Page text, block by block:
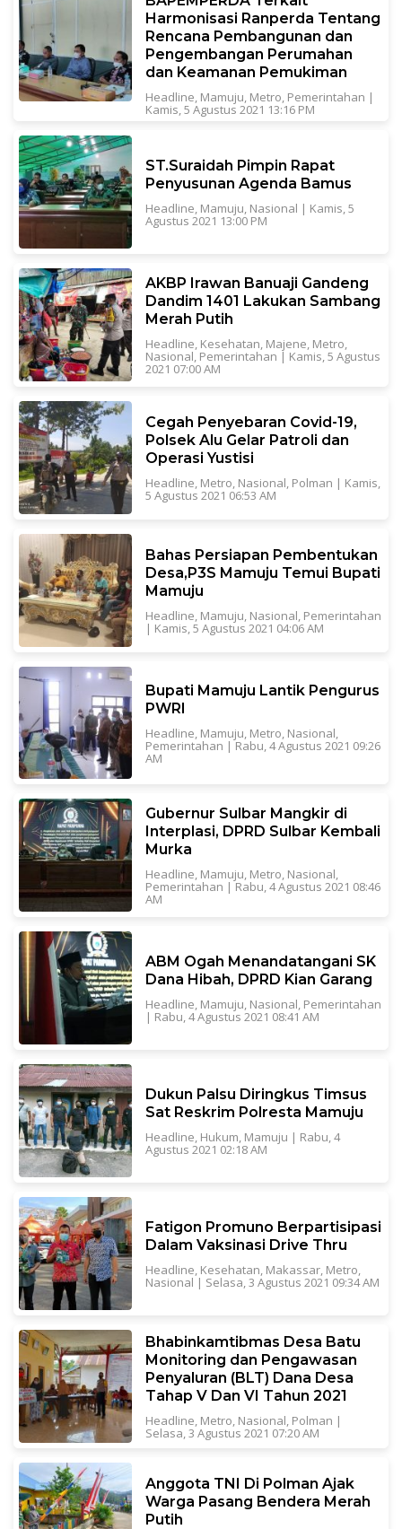
Harmonisasi Ranperda Tentang
Rencana Pembangunan dan
Pengembangan Perumahan
dan Keamanan Pemukiman
Headline, Mamuju, Metro, Pemerintahan |
Kamis, 5 Agustus 2021 13:16 PM
ST.Suraidah Pimpin Rapat
Penyusunan Agenda Bamus
Headline, Mamuju, Nasional | Kamis, 5
Agustus 2021 13:00 PM
AKBP Irawan Banuaji Gandeng
Dandim 1401 Lakukan Sambang
Merah Putih
Headline, Kesehatan, Majene, Metro,
Nasional, Pemerintahan | Kamis, 5 Agustus
2021 07:00 AM
Cegah Penyebaran Covid-19,
Polsek Alu Gelar Patroli dan
Operasi Yustisi
Headline, Metro, Nasional, Polman | Kamis,
5 Agustus 2021 06:53 AM
Bahas Persiapan Pembentukan
Desa,P3S Mamuju Temui Bupati
Mamuju
Headline, Mamuju, Nasional, Pemerintahan
| Kamis, 5 Agustus 2021 04:06 AM
Bupati Mamuju Lantik Pengurus
PWRI
Headline Mamuju Metro Nasional
Pemerintahan |Rabu, 4 Agustus 2021 09:26
AM
Gubernur Sulbar Mangkir di
Interplasi, DPRD Sulbar Kembali
Murka
Headline, Mamuju, Metro, Nasional,
Pemerintahan | Rabu, 4 Agustus 2021 08:46
AM
ABM Ogah Menandatangani SK
Dana Hibah, DPRD Kian Garang
Headline, Mamuju, Nasional, Pemerintahan
| Rabu, 4 Agustus 2021 08:41 AM
Dukun Palsu Diringkus Timsus
Sat Reskrim Polresta Mamuju
Headline, Hukum, Mamuju | Rabu, 4
Agustus 2021 02:18 AM
Fatigon Promuno Berpartisipasi
Dalam Vaksinasi Drive Thru
Headline, Kesehatan, Makassar, Metro,
Nasional | Selasa, 3 Agustus 2021 09:34 AM
Bhabinkamtibmas Desa Batu
Monitoring dan Pengawasan
Penyaluran (BLT) Dana Desa
Tahap V Dan VI Tahun 2021
Headline, Metro, Nasional, Polman |
Selasa, 3 Agustus 2021 07:20 AM
Anggota TNI Di Polman Ajak
Warga Pasang Bendera Merah
Putih